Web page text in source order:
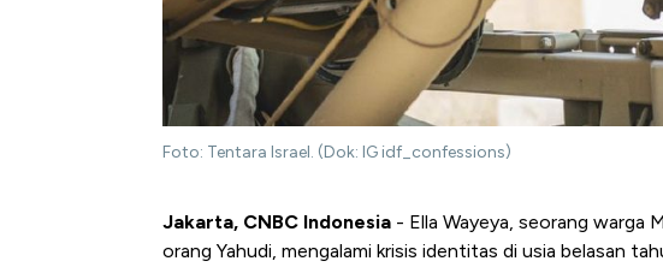
Foto: Tentara Israel. (Dok: IG idf_confessions)
Jakarta, CNBC Indonesia - Ella Wayeya, seorang warga
orang Yahudi, mengalami krisis identitas di usia belasan